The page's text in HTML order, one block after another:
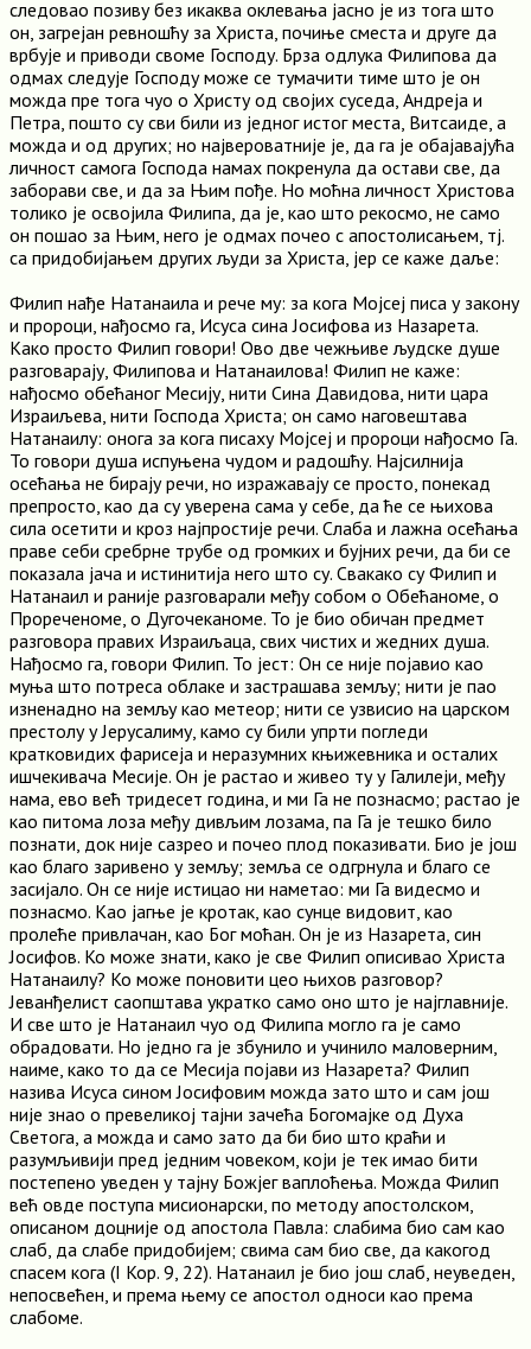
следовао позиву без икаква оклевања јасно је из тога што
он, загрејан ревношћу за Христа, почиње сместа и друге да
врбује и приводи своме Господу. Брза одлука Филипова да
одмах следује Господу може се тумачити тиме што је он
можда пре тога чуо о Христу од својих суседа, Андреја и
Петра, пошто су сви били из једног истог места, Витсаиде, а
можда и од других; но највероватније је, да га је обајавајућа
личност самога Господа намах покренула да остави све, да
заборави све, и да за Њим пође. Но моћна личност Христова
толико је освојила Филипа, да је, као што рекосмо, не само
он пошао за Њим, него је одмах почео с апостолисањем, тј.
са придобијањем других људи за Христа, јер се каже даље:
Филип нађе Натанаила и рече му: за кога Мојсеј писа у закону
и пророци, нађосмо га, Исуса сина Јосифова из Назарета.
Како просто Филип говори! Ово две чежњиве људске душе
разговарају, Филипова и Натанаилова! Филип не каже:
нађосмо обећаног Месију, нити Сина Давидова, нити цара
Израиљева, нити Господа Христа; он само наговештава
Натанаилу: онога за кога писаху Мојсеј и пророци нађосмо Га.
То говори душа испуњена чудом и радошћу. Најсилнија
осећања не бирају речи, но изражавају се просто, понекад
препросто, као да су уверена сама у себе, да ће се њихова
сила осетити и кроз најпростије речи. Слаба и лажна осећања
праве себи сребрне трубе од громких и бујних речи, да би се
показала јача и истинитија него што су. Свакако су Филип и
Натанаил и раније разговарали међу собом о Обећаноме, о
Прореченоме, о Дугочеканоме. То је био обичан предмет
разговора правих Израиљаца, свих чистих и жедних душа.
Нађосмо га, говори Филип. То јест: Он се није појавио као
муња што потреса облаке и застрашава земљу; нити је пао
изненадно на земљу као метеор; нити се узвисио на царском
престолу у Јерусалиму, камо су били упрти погледи
кратковидих фарисеја и неразумних књижевника и осталих
ишчекивача Месије. Он је растао и живео ту у Галилеји, међу
нама, ево већ тридесет година, и ми Га не познасмо; растао је
као питома лоза међу дивљим лозама, па Га је тешко било
познати, док није сазрео и почео плод показивати. Био је још
као благо заривено у земљу; земља се одгрнула и благо се
засијало. Он се није истицао ни наметао: ми Га видесмо и
познасмо. Као јагње је кротак, као сунце видовит, као
пролеће привлачан, као Бог моћан. Он је из Назарета, син
Јосифов. Ко може знати, како је све Филип описивао Христа
Натанаилу? Ко може поновити цео њихов разговор?
Јеванђелист саопштава укратко само оно што је најглавније.
И све што је Натанаил чуо од Филипа могло га је само
обрадовати. Но једно га је збунило и учинило маловерним,
наиме, како то да се Месија појави из Назарета? Филип
назива Исуса сином Јосифовим можда зато што и сам још
није знао о превеликој тајни зачећа Богомајке од Духа
Светога, а можда и само зато да би био што краћи и
разумљивији пред једним човеком, који је тек имао бити
постепено уведен у тајну Божјег ваплоћења. Можда Филип
већ овде поступа мисионарски, по методу апостолском,
описаном доцније од апостола Павла: слабима био сам као
слаб, да слабе придобијем; свима сам био све, да какогод
спасем кога (I Кор. 9, 22). Натанаил је био још слаб, неуведен,
непосвећен, и према њему се апостол односи као према
слабоме.